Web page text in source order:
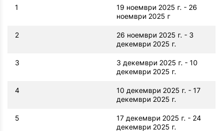
1
19 ноември 2025 г. - 26
ноември 2025 г
2
26 ноември 2025 г. - 3
декември 2025 г.
3
3 декември 2025 г. - 10
декември 2025 г.
4
10 декември 2025 г. - 17
декември 2025 г.
5
17 декември 2025 г. - 24
декември 2025 г.